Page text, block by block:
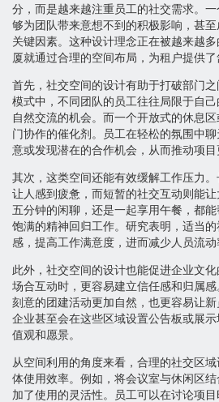
分，而是越来越注重员工的社交需求。
够为团队带来意想不到的积极影响，甚
关键因素。这种设计理念正在被越来越
厦就通过合理的空间布局，为租户提供了
首先，社交空间的设计有助于打破部门
模式中，不同团队的员工往往局限于自
自然交流的机会。而一个开放式的休息
门协作的催化剂。员工在轻松的氛围中
意或发现潜在的合作机会，从而推动项目
其次，这类空间还能有效缓解工作压力
让人感到疲惫，而短暂的社交互动则能
五分钟的闲聊，还是一起享用午餐，都
饱满的精神回归工作。研究表明，适当
感，提高工作满意度，进而减少人员流动
此外，社交空间的设计也能促进企业文
场合互动时，更容易建立信任感和归属
刻意的团建活动更加自然，也更容易让
企业甚至会在这些区域设置公告板或展
值观和愿景。
从空间利用的角度来看，合理的社交区
体使用效率。例如，将会议室与休闲区
加了使用的灵活性。员工可以在讨论项目